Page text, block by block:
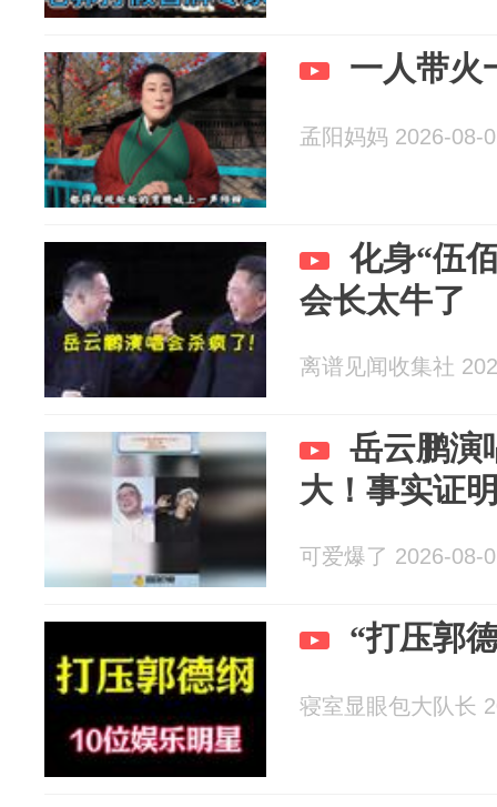
一人带火
孟阳妈妈 2026-08-
化身“伍
会长太牛了
离谱见闻收集社
岳云鹏演
大！事实证
可爱爆了 2026-08-
“打压郭
寝室显眼包大队长